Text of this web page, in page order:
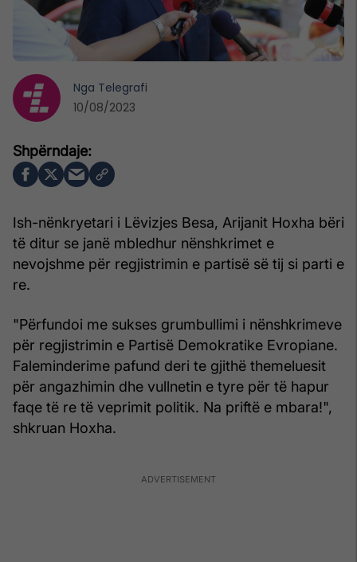
Ish-nënkryetari i Lëvizjes Besa, Arijanit Hoxha bëri
të ditur se janë mbledhur nënshkrimet e
nevojshme për regjistrimin e partisë së tij si parti e
re.
"Përfundoi me sukses grumbullimi i nënshkrimeve
për regjistrimin e Partisë Demokratike Evropiane.
Faleminderime pafund deri te gjithë themeluesit
për angazhimin dhe vullnetin e tyre për të hapur
faqe të re të veprimit politik. Na priftë e mbara!",
shkruan Hoxha.
Nga Telegrafi
10/08/2023